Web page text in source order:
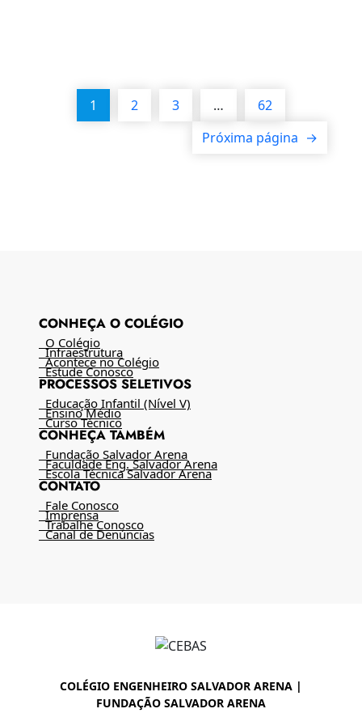
1 2 3 …
62
Próxima página →
CONHEÇA O COLÉGIO
O Colégio
Infraestrutura
Acontece no Colégio
Estude Conosco
PROCESSOS SELETIVOS
Educação Infantil (Nível V)
Ensino Médio
Curso Técnico
CONHEÇA TAMBÉM
Fundação Salvador Arena
Faculdade Eng. Salvador Arena
Escola Técnica Salvador Arena
CONTATO
Fale Conosco
Imprensa
Trabalhe Conosco
Canal de Denúncias
COLÉGIO ENGENHEIRO SALVADOR ARENA |
FUNDAÇÃO SALVADOR ARENA